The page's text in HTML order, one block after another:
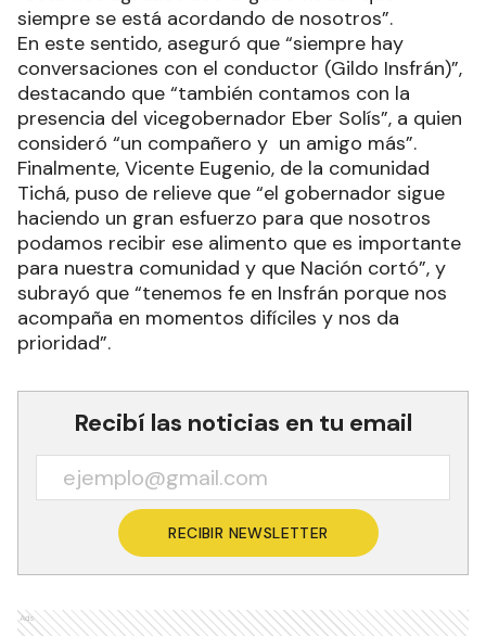
siempre se está acordando de nosotros”.
En este sentido, aseguró que “siempre hay
conversaciones con el conductor (Gildo Insfrán)”,
destacando que “también contamos con la
presencia del vicegobernador Eber Solís”, a quien
consideró “un compañero y un amigo más”.
Finalmente, Vicente Eugenio, de la comunidad
Tichá, puso de relieve que “el gobernador sigue
haciendo un gran esfuerzo para que nosotros
podamos recibir ese alimento que es importante
para nuestra comunidad y que Nación cortó”, y
subrayó que “tenemos fe en Insfrán porque nos
acompaña en momentos difíciles y nos da
prioridad”.
Recibí las noticias en tu email
RECIBIR NEWSLETTER
Ads